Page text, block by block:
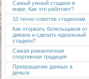
Самый умный стадион в
мире. Как это работает?
10 техно-советов стадионам
Как оторвать болельщиков от
дивана и сделать идеальный
стадион?
Самая романтичная
спортивная традиция
Превращение данных в
деньги